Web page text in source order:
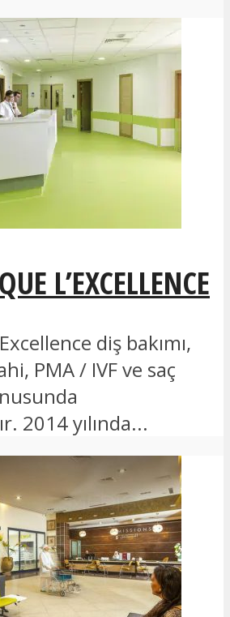
L’EXCELLENCE
diş bakımı,
PMA / IVF ve saç
2014 yılında...